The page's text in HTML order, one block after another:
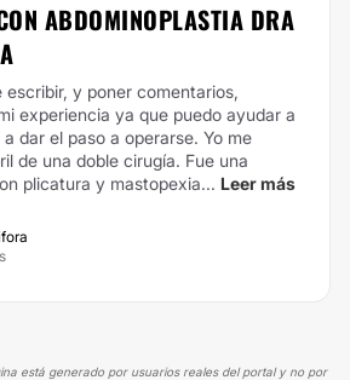
ABDOMINOPLASTIA DRA
y poner comentarios,
experiencia ya que puedo ayudar a
dar el paso a operarse. Yo me
de una doble cirugía. Fue una
plicatura y mastopexia... Leer más
está generado por usuarios reales del portal y no por